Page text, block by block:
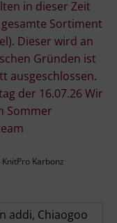
in dieser Zeit
Sortiment
Dieser wird an
Gründen ist
ausgeschlossen.
der 16.07.26 Wir
Sommer
KnitPro Karbonz
addi, Chiaogoo